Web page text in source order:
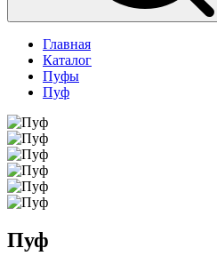
Главная
Каталог
Пуфы
Пуф
Пуф